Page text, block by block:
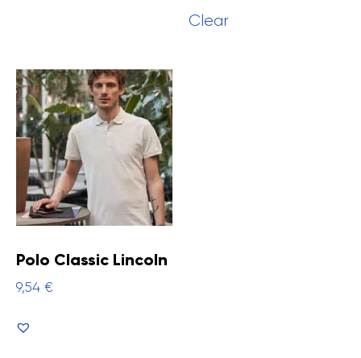
Clear
Polo Classic Lincoln
9,54 €